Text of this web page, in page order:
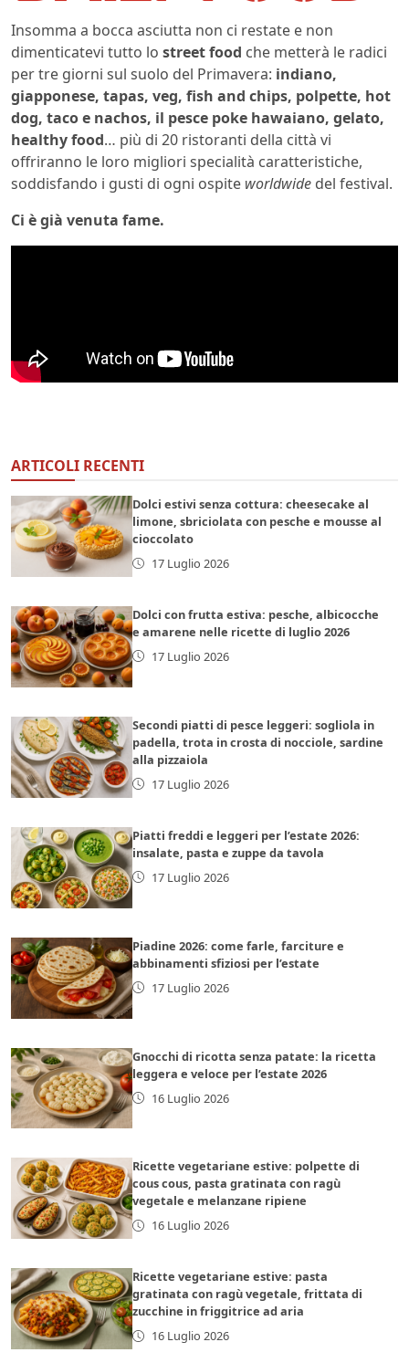
Insomma a bocca asciutta non ci restate e non
dimenticatevi tutto lo street food che metterà le radici
per tre giorni sul suolo del Primavera: indiano,
giapponese, tapas, veg, fish and chips, polpette, hot
dog, taco e nachos, il pesce poke hawaiano, gelato,
healthy food… più di 20 ristoranti della città vi
offriranno le loro migliori specialità caratteristiche,
soddisfando i gusti di ogni ospite worldwide del festival.
Ci è già venuta fame.
ARTICOLI RECENTI
Dolci estivi senza cottura: cheesecake al
limone, sbriciolata con pesche e mousse al
cioccolato
17 Luglio 2026
Dolci con frutta estiva: pesche, albicocche
e amarene nelle ricette di luglio 2026
17 Luglio 2026
Secondi piatti di pesce leggeri: sogliola in
padella, trota in crosta di nocciole, sardine
alla pizzaiola
17 Luglio 2026
Piatti freddi e leggeri per l’estate 2026:
insalate, pasta e zuppe da tavola
17 Luglio 2026
Piadine 2026: come farle, farciture e
abbinamenti sfiziosi per l’estate
17 Luglio 2026
Gnocchi di ricotta senza patate: la ricetta
leggera e veloce per l’estate 2026
16 Luglio 2026
Ricette vegetariane estive: polpette di
cous cous, pasta gratinata con ragù
vegetale e melanzane ripiene
16 Luglio 2026
Ricette vegetariane estive: pasta
gratinata con ragù vegetale, frittata di
zucchine in friggitrice ad aria
16 Luglio 2026